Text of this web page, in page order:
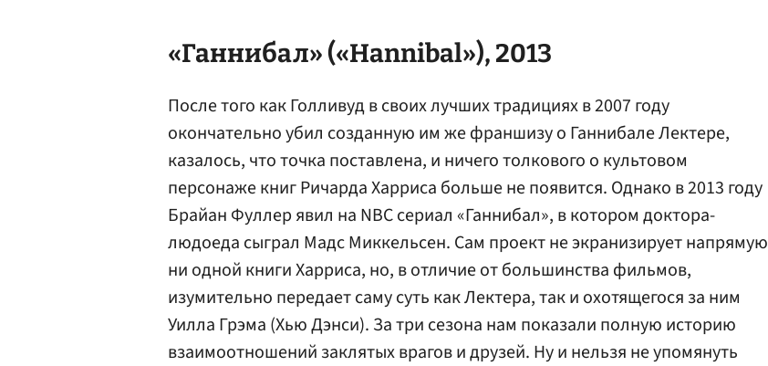
«Ганнибал» («Hannibal»), 2013
После того как Голливуд в своих лучших традициях в 2007 году
окончательно убил созданную им же франшизу о Ганнибале Лектере,
казалось, что точка поставлена, и ничего толкового о культовом
персонаже книг Ричарда Харриса больше не появится. Однако в 2013 году
Брайан Фуллер явил на NBC сериал «Ганнибал», в котором доктора-
людоеда сыграл Мадс Миккельсен. Сам проект не экранизирует напрямую
ни одной книги Харриса, но, в отличие от большинства фильмов,
изумительно передает саму суть как Лектера, так и охотящегося за ним
Уилла Грэма (Хью Дэнси). За три сезона нам показали полную историю
взаимоотношений заклятых врагов и друзей. Ну и нельзя не упомянуть